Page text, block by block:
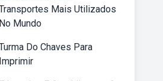
Mais Utilizados
No Mundo
Do Chaves Para
Imprimir